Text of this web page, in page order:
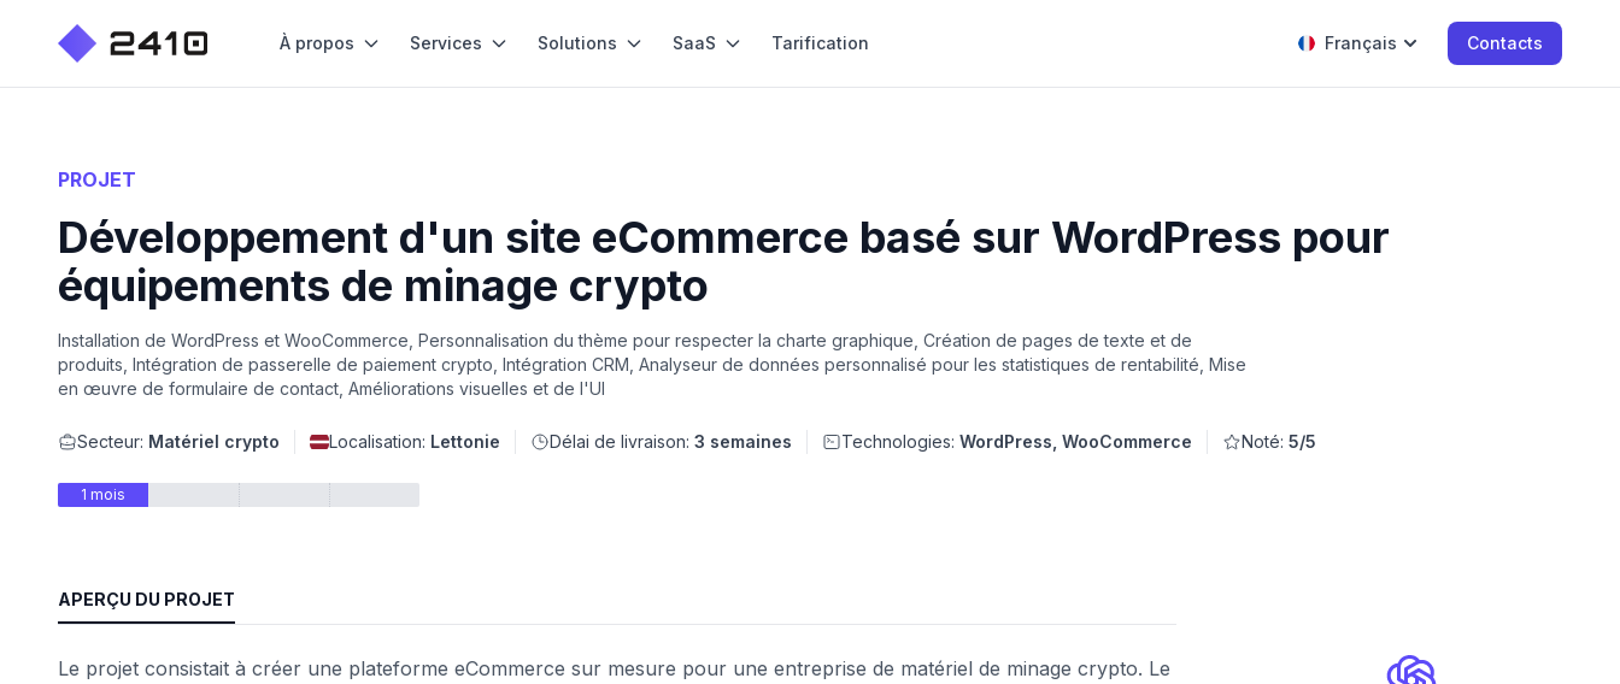
À propos Services Solutions SaaS Tarification Français Contacts
PROJET
Développement d'un site eCommerce basé sur WordPress pour
équipements de minage crypto
Installation de WordPress et WooCommerce, Personnalisation du thème pour respecter la charte graphique, Création de pages de texte et de
produits, Intégration de passerelle de paiement crypto, Intégration CRM, Analyseur de données personnalisé pour les statistiques de rentabilité, Mise
en œuvre de formulaire de contact, Améliorations visuelles et de l'UI
Secteur: Matériel crypto Localisation: Lettonie Délai de livraison: 3 semaines Technologies: WordPress, WooCommerce Noté: 5/5
1 mois
APERÇU DU PROJET
Le projet consistait à créer une plateforme eCommerce sur mesure pour une entreprise de matériel de minage crypto. Le